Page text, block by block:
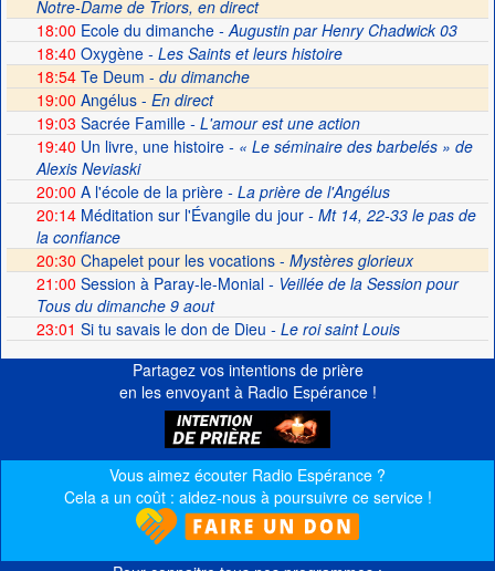
Notre-Dame de Triors, en direct
18:00 Ecole du dimanche- Augustin par Henry Chadwick 03
18:40 Oxygène- Les Saints et leurs histoire
18:54Te Deum - du dimanche
19:00 Angélus - En direct
19:03 Sacrée Famille- L'amour est une action
19:40 Un livre, une histoire- « Le séminaire des barbelés » de
Alexis Neviaski
20:00 A l'école de la prière- La prière de l'Angélus
20:14Méditation sur l'Évangile du jour- Mt 14, 22-33 le pas de
la confiance
20:30 Chapelet pour les vocations - Mystères glorieux
21:00 Session à Paray-le-Monial- Veillée de la Session pour
Tous du dimanche 9 aout
23:01 Si tu savais le don de Dieu - Le roi saint Louis
Partagez vos intentions de prière
en les envoyant à Radio Espérance !
Vous aimez écouter Radio Espérance ?
Cela a un coût : aidez-nous à poursuivre ce service !